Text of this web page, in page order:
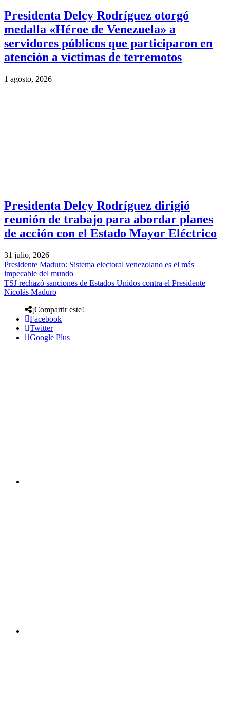
Presidenta Delcy Rodríguez otorgó
medalla «Héroe de Venezuela» a
servidores públicos que participaron en
atención a víctimas de terremotos
1 agosto, 2026
Presidenta Delcy Rodríguez dirigió
reunión de trabajo para abordar planes
de acción con el Estado Mayor Eléctrico
31 julio, 2026
Presidente Maduro: Sistema electoral venezolano es el más
impecable del mundo
TSJ rechazó sanciones de Estados Unidos contra el Presidente
Nicolás Maduro
¡Compartir este!
Facebook
Twitter
Google Plus